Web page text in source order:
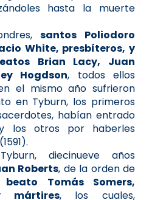
hasta la muerte
santos Poliodoro
White, presbíteros, y
Brian Lacy, Juan
Hogdson, todos ellos
el mismo año sufrieron
en Tyburn, los primeros
habían entrado
los otros por haberles
diecinueve años
Roberts, de la orden de
Tomás Somers,
mártires, los cuales,